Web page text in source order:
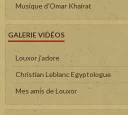
Musique d'Omar Khairat
GALERIE VIDÉOS
Louxor j'adore
Christian Leblanc Egyptologue
Mes amis de Louxor